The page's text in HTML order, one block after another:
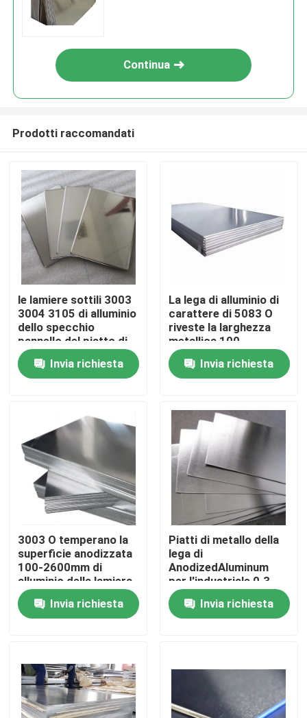
Casa
Prodotti
Chi siamo
Giro della fabbrica
Controllo di qualità
Contattaci
Lamiera sottile di alluminio
bobina di alluminio dello strato
Continua
Prodotti raccomandati
le lamiere sottili 3003
3004 3105 di alluminio
dello specchio
pannello del piatto di
200mm - di 0,05
Invia richiesta
La lega di alluminio di
carattere di 5083 O
riveste la larghezza
metallica 100-
2600mm di
rivestimento del
mulino
Invia richiesta
3003 O temperano la
superficie anodizzata
100-2600mm di
alluminio della lamiera
sottile per l'industria
Invia richiesta
Piatti di metallo della
lega di
AnodizedAluminum
per l'industriale 0.3-
430mm 0.2-200mm
Invia richiesta